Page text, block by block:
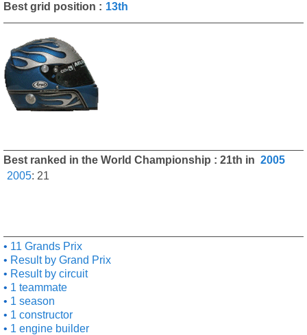
Best grid position : 13th
Best ranked in the World Championship : 21th in 2005
2005: 21
11 Grands Prix
Result by Grand Prix
Result by circuit
1 teammate
1 season
1 constructor
1 engine builder